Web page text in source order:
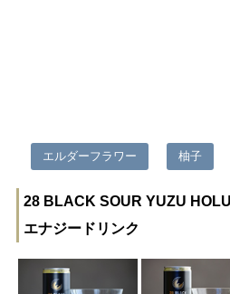
エルダーフラワー 柚子
28 BLACK SOUR YUZU
エナジードリンク